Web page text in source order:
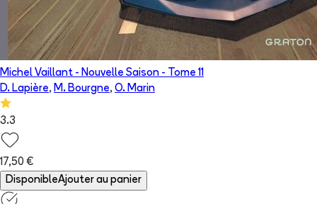
Michel Vaillant - Nouvelle Saison - Tome 11
D. Lapière, M. Bourgne, O. Marin
3.3
17,50 €
DisponibleAjouter au panier